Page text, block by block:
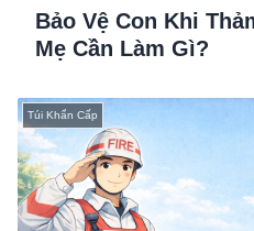
Bảo Vệ Con Khi
Mẹ Cần Làm Gì?
Túi Khẩn Cấp